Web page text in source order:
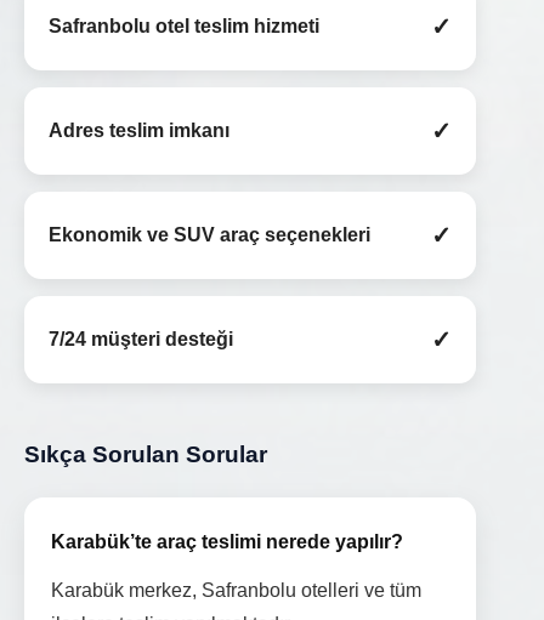
Safranbolu otel teslim hizmeti ✓
Adres teslim imkanı ✓
Ekonomik ve SUV araç seçenekleri ✓
7/24 müşteri desteği ✓
Sıkça Sorulan Sorular
Karabük’te araç teslimi nerede yapılır?
Karabük merkez, Safranbolu otelleri ve tüm